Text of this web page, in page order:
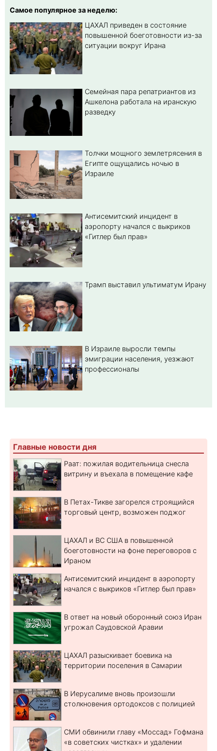
Самое популярное за неделю:
ЦАХАЛ приведен в состояние
повышенной боеготовности из-за
ситуации вокруг Ирана
Семейная пара репатриантов из
Ашкелона работала на иранскую
разведку
Толчки мощного землетрясения в
Египте ощущались ночью в
Израиле
Антисемитский инцидент в
аэропорту начался с выкриков
«Гитлер был прав»
Трамп выставил ультиматум Ирану
В Израиле выросли темпы
эмиграции населения, уезжают
профессионалы
Главные новости дня
Раат: пожилая водительница снесла
витрину и въехала в помещение кафе
В Петах-Тикве загорелся строящийся
торговый центр, возможен поджог
ЦАХАЛ и ВС США в повышенной
боеготовности на фоне переговоров с
Ираном
Антисемитский инцидент в аэропорту
начался с выкриков «Гитлер был прав»
В ответ на новый оборонный союз Иран
угрожал Саудовской Аравии
ЦАХАЛ разыскивает боевика на
территории поселения в Самарии
В Иерусалиме вновь произошли
столкновения ортодоксов с полицией
СМИ обвинили главу «Моссад» Гофмана
«в советских чистках» и удалении